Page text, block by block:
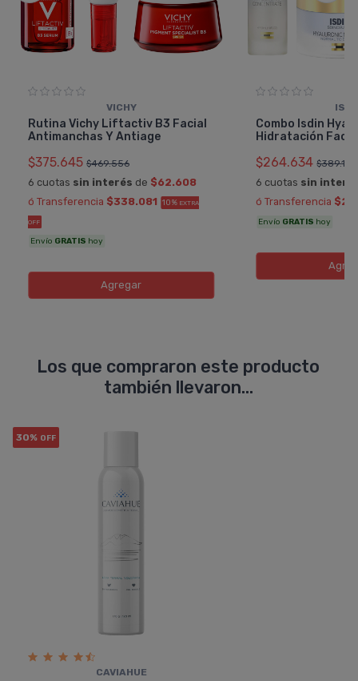
VICHY
Rutina Vichy Liftactiv B3 Facial
Antimanchas Y Antiage
$375.645 $469.556
6 cuotas sin interés de $62.608
ó Transferencia $338.081 10% EXTRA
OFF
Envío GRATIS hoy
Agregar
Combo Isdin
Hidratación
$264.634 $389.168
6 cuotas sin
ó Transferencia
Envío GRATIS hoy
Los que compraron este producto
también llevaron...
30% OFF
CAVIAHUE